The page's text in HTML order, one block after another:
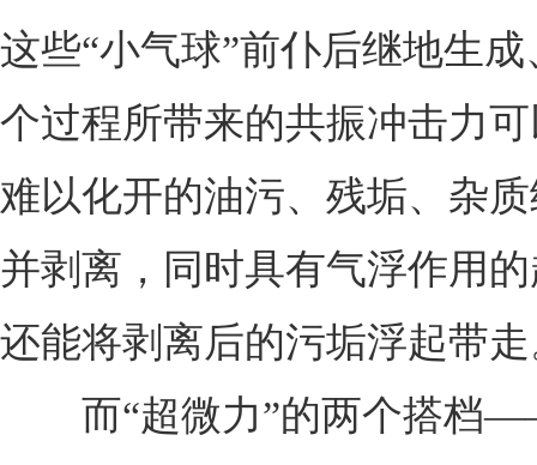
这些“小气球”前仆后继地生
个过程所带来的共振冲击力
难以化开的油污、残垢、杂
并剥离，同时具有气浮作用
还能将剥离后的污垢浮起带
而“超微力”的两个搭档